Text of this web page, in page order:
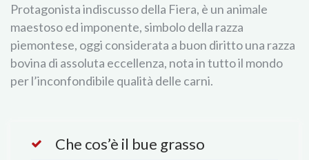
Protagonista indiscusso della Fiera, è un animale
maestoso ed imponente, simbolo della razza
piemontese, oggi considerata a buon diritto una razza
bovina di assoluta eccellenza, nota in tutto il mondo
per l’inconfondibile qualità delle carni.
Che cos’è il bue grasso